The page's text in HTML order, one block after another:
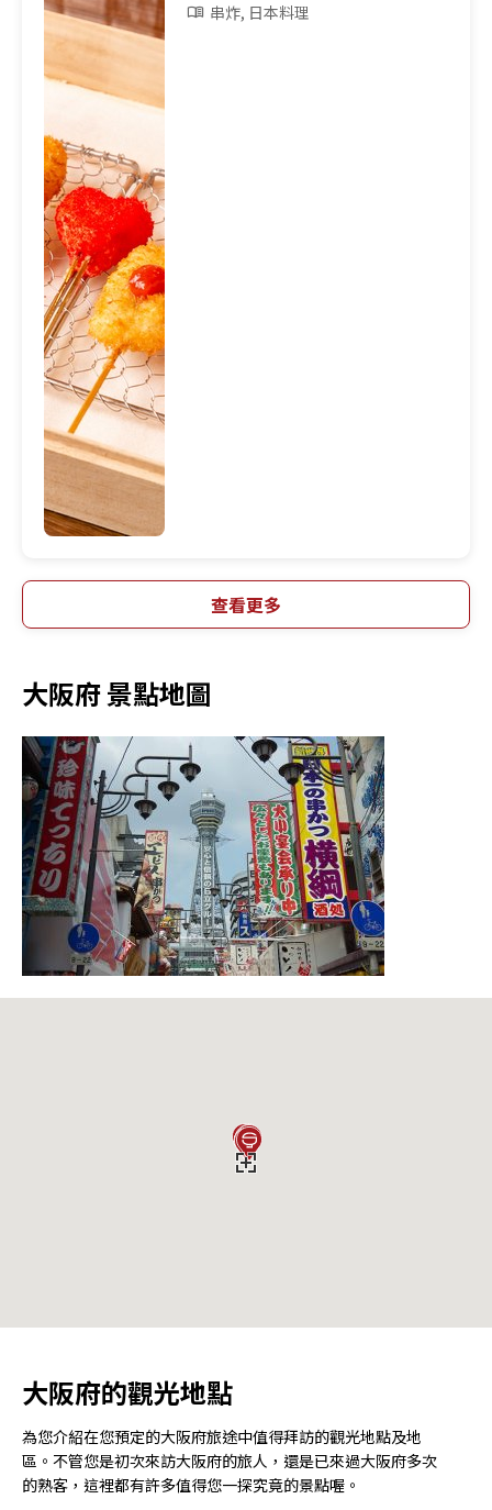
串炸, 日本料理
查看更多
大阪府 景點地圖
大阪府的觀光地點
為您介紹在您預定的大阪府旅途中值得拜訪的觀光地點及地
區。不管您是初次來訪大阪府的旅人，還是已來過大阪府多次
的熟客，這裡都有許多值得您一探究竟的景點喔。